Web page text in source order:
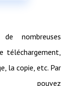
nombreuses
téléchargement,
la copie, etc. Par